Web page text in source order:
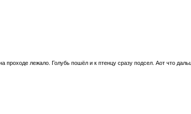
лежало. Голубь пошёл и к птенцу сразу подсел. Аот что